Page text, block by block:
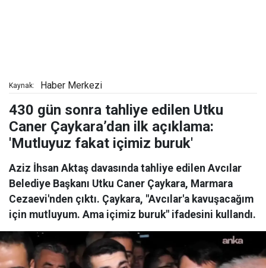
Kaynak: Haber Merkezi
430 gün sonra tahliye edilen Utku
Caner Çaykara’dan ilk açıklama:
'Mutluyuz fakat içimiz buruk'
Aziz İhsan Aktaş davasında tahliye edilen Avcılar
Belediye Başkanı Utku Caner Çaykara, Marmara
Cezaevi'nden çıktı. Çaykara, "Avcılar'a kavuşacağım
için mutluyum. Ama içimiz buruk" ifadesini kullandı.